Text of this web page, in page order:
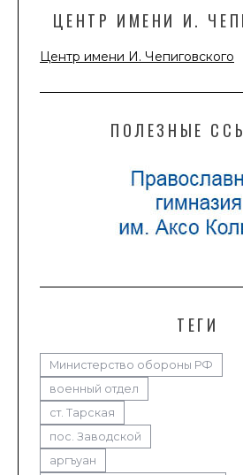
ЦЕНТР ИМЕНИ И.
Центр имени И. Чепиговского
ПОЛЕЗНЫЕ
ТЕГИ
Министерство обороны РФ
военный отдел
ст. Тарская
пос. Заводской
аргъуан